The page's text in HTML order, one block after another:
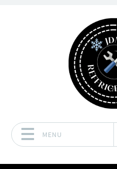
MENU